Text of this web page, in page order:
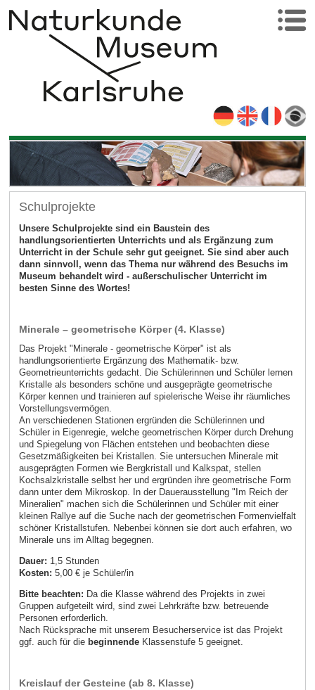
Schulprojekte
Unsere Schulprojekte sind ein Baustein des
handlungsorientierten Unterrichts und als Ergänzung zum
Unterricht in der Schule sehr gut geeignet. Sie sind aber auch
dann sinnvoll, wenn das Thema nur während des Besuchs im
Museum behandelt wird - außerschulischer Unterricht im
besten Sinne des Wortes!
Minerale – geometrische Körper (4. Klasse)
Das Projekt "Minerale - geometrische Körper" ist als
handlungsorientierte Ergänzung des Mathematik- bzw.
Geometrieunterrichts gedacht. Die Schülerinnen und Schüler lernen
Kristalle als besonders schöne und ausgeprägte geometrische
Körper kennen und trainieren auf spielerische Weise ihr räumliches
Vorstellungsvermögen.
An verschiedenen Stationen ergründen die Schülerinnen und
Schüler in Eigenregie, welche geometrischen Körper durch Drehung
und Spiegelung von Flächen entstehen und beobachten diese
Gesetzmäßigkeiten bei Kristallen. Sie untersuchen Minerale mit
ausgeprägten Formen wie Bergkristall und Kalkspat, stellen
Kochsalzkristalle selbst her und ergründen ihre geometrische Form
dann unter dem Mikroskop. In der Dauerausstellung "Im Reich der
Mineralien" machen sich die Schülerinnen und Schüler mit einer
kleinen Rallye auf die Suche nach der geometrischen Formenvielfalt
schöner Kristallstufen. Nebenbei können sie dort auch erfahren, wo
Minerale uns im Alltag begegnen.
Dauer: 1,5 Stunden
Kosten: 5,00 € je Schüler/in
Bitte beachten: Da die Klasse während des Projekts in zwei
Gruppen aufgeteilt wird, sind zwei Lehrkräfte bzw. betreuende
Personen erforderlich.
Nach Rücksprache mit unserem Besucherservice ist das Projekt
ggf. auch für die beginnendeKlassenstufe 5 geeignet.
Kreislauf der Gesteine (ab 8. Klasse)